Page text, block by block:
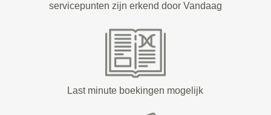
servicepunten zijn erkend door Vandaag
Last minute boekingen mogelijk